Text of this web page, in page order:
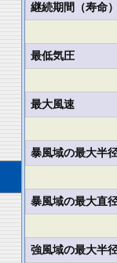
継続期間（寿命
最低気圧
最大風速
暴風域の最大半
暴風域の最大直
強風域の最大半